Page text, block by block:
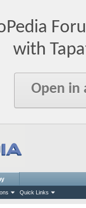
with
Open in
Quick Links